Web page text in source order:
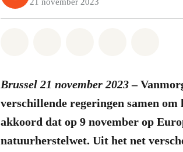
Brussel 21 november 2023–
verschillende regeringen samen
akkoord dat op 9 november op
natuurherstelwet. Uit het net